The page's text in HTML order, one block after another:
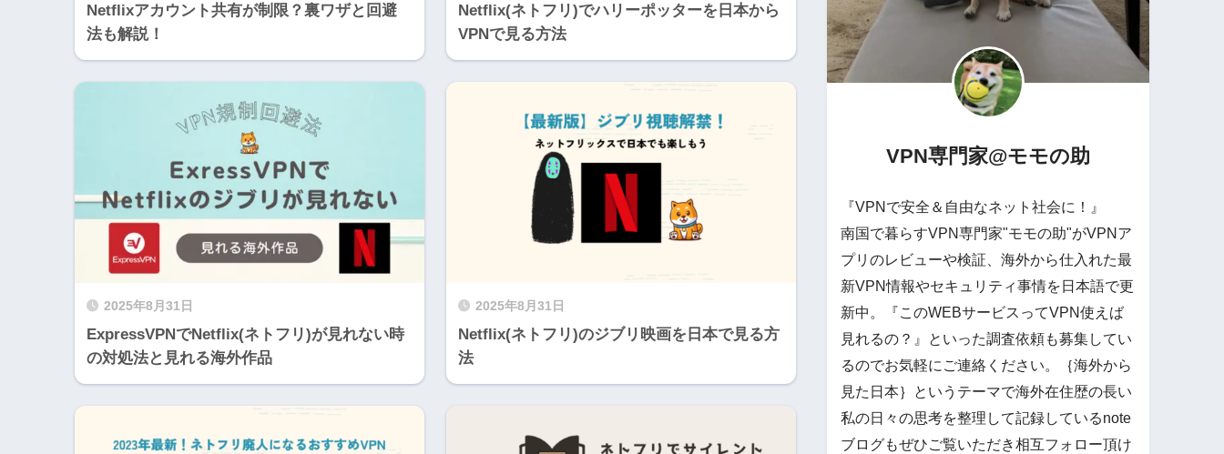
Netflixアカウント共有が制限？裏ワザと回避
法も解説！
Netflix(ネトフリ)でハリーポッターを日本から
VPNで見る方法
2025年8月31日
ExpressVPNでNetflix(ネトフリ)が見れない時
の対処法と見れる海外作品
2025年8月31日
Netflix(ネトフリ)のジブリ映画を日本で見る方
法
VPN専門家@モモの助
『VPNで安全＆自由なネット社会に！』
南国で暮らすVPN専門家"モモの助"がVPNア
プリのレビューや検証、海外から仕入れた最
新VPN情報やセキュリティ事情を日本語で更
新中。『このWEBサービスってVPN使えば
見れるの？』といった調査依頼も募集してい
るのでお気軽にご連絡ください。｛海外から
見た日本｝というテーマで海外在住歴の長い
私の日々の思考を整理して記録しているnote
ブログもぜひご覧いただき相互フォロー頂け